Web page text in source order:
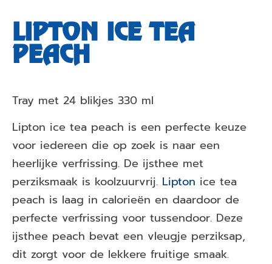
LIPTON ICE TEA
PEACH
Tray met 24 blikjes 330 ml
Lipton ice tea peach is een perfecte keuze
voor iedereen die op zoek is naar een
heerlijke verfrissing. De ijsthee met
perziksmaak is koolzuurvrij. Lipton ice tea
peach is laag in calorieën en daardoor de
perfecte verfrissing voor tussendoor. Deze
ijsthee peach bevat een vleugje perziksap,
dit zorgt voor de lekkere fruitige smaak.